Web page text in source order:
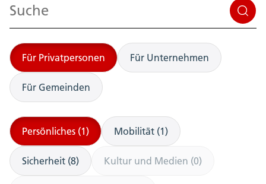
Suchen
Für Privatpersonen Für Unternehmen
Für Gemeinden
Persönliches (1) Mobilität (1)
Sicherheit (8) Kultur und Medien (0)